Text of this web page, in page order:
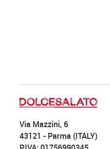
Via Mazzini, 6
43121 - Parma (ITALY)